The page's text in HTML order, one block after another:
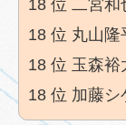
18 位 二宮
18 位 丸山
18 位 玉森
18 位 加藤